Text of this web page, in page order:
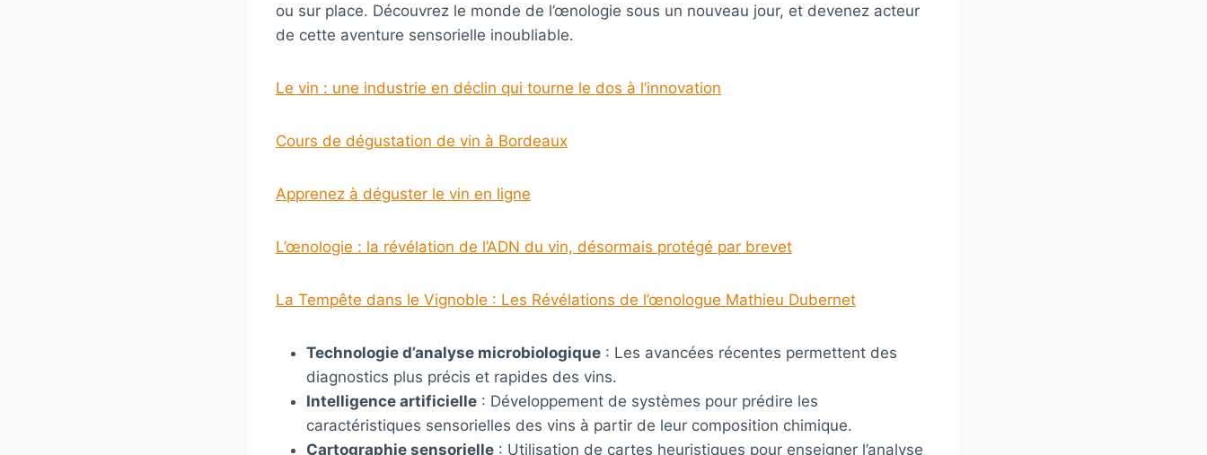
ou sur place. Découvrez le monde de l’œnologie sous un nouveau jour, et devenez acteur
de cette aventure sensorielle inoubliable.
Le vin : une industrie en déclin qui tourne le dos à l’innovation
Cours de dégustation de vin à Bordeaux
Apprenez à déguster le vin en ligne
L’œnologie : la révélation de l’ADN du vin, désormais protégé par brevet
La Tempête dans le Vignoble : Les Révélations de l’œnologue Mathieu Dubernet
Technologie d’analyse microbiologique : Les avancées récentes permettent des
diagnostics plus précis et rapides des vins.
Intelligence artificielle : Développement de systèmes pour prédire les
caractéristiques sensorielles des vins à partir de leur composition chimique.
Cartographie sensorielle : Utilisation de cartes heuristiques pour enseigner l’analyse